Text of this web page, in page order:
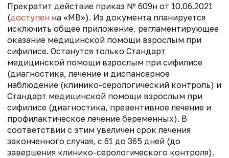
Прекратит действие приказ № 609н от 10.06.2021
(доступен на «МВ»). Из документа планируется
исключить общее приложение, регламентирующее
оказание медицинской помощи взрослым при
сифилисе. Останутся только Стандарт
медицинской помощи взрослым при сифилисе
(диагностика, лечение и диспансерное
наблюдение (клинико-серологический контроль) и
Стандарт медицинской помощи взрослым при
сифилисе (диагностика, превентивное лечение и
профилактическое лечение беременных). В
соответствии с этим увеличен срок лечения
законченного случая, с 61 до 365 дней (до
завершения клинико-серологического контроля).